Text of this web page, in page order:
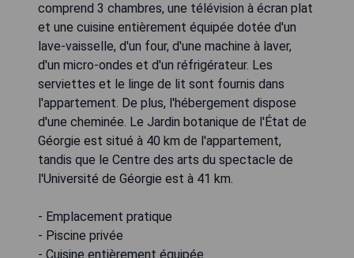
comprend 3 chambres, une télévision à écran plat
et une cuisine entièrement équipée dotée d'un
lave-vaisselle, d'un four, d'une machine à laver,
d'un micro-ondes et d'un réfrigérateur. Les
serviettes et le linge de lit sont fournis dans
l'appartement. De plus, l'hébergement dispose
d'une cheminée. Le Jardin botanique de l'État de
Géorgie est situé à 40 km de l'appartement,
tandis que le Centre des arts du spectacle de
l'Université de Géorgie est à 41 km.
- Emplacement pratique
- Piscine privée
- Cuisine entièrement équipée